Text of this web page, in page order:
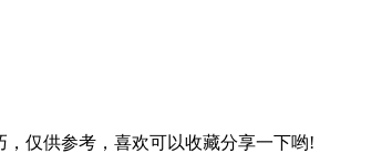
仅供参考，喜欢可以收藏分享一下哟!